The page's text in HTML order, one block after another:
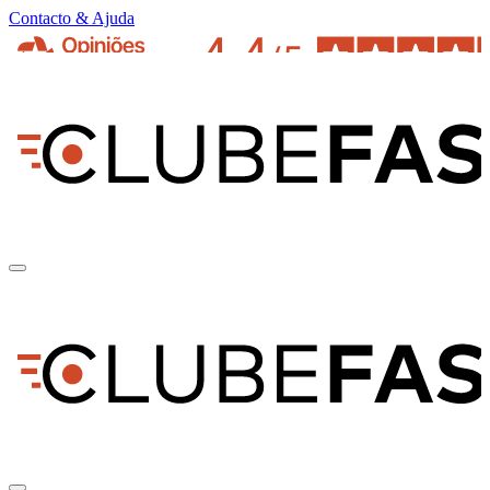
Contacto & Ajuda